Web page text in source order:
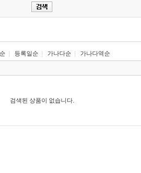
등록일순 가나다순 가나다역순
검색된 상품이 없습니다.